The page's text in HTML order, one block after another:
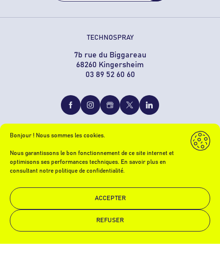
Bonjour ! Nous sommes les cookies.
Nous garantissons le bon fonctionnement de ce site internet et
optimisons ses performances techniques. En savoir plus en
consultant notre politique de confidentialité.
ACCEPTER
REFUSER
TECHNOSPRAY
7b rue du Biggareau
68260 Kingersheim
03 89 52 60 60
Mentions légales